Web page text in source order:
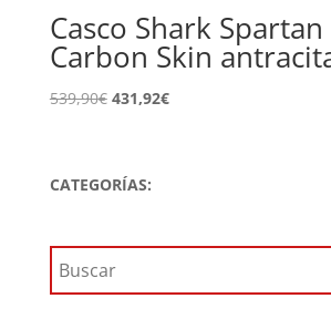
Casco Shark Spartan
Carbon Skin
539,90€ El
era:
431,92€El
CATEGORÍAS: